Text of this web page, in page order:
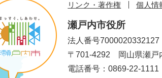
リンク・著作権 個人情
瀬戸内市役所
法人番号7000020332127
〒701-4292 岡山県瀬戸
電話番号：0869-22-1111